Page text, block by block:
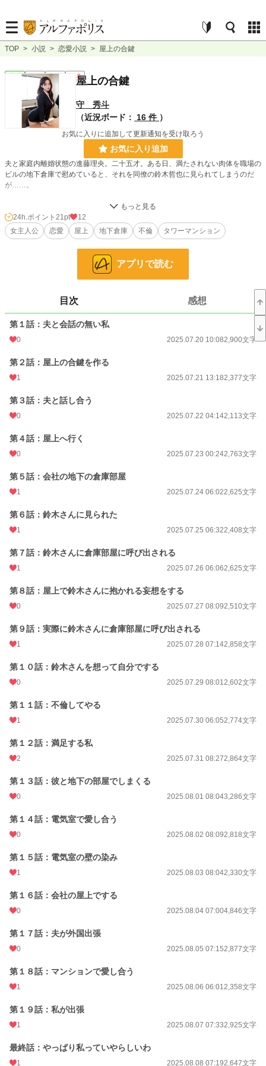
TOP > 小説 > 恋愛小説 > 屋上の合鍵
完結 長編 R18屋上の合鍵
守 秀斗
（近況ボード：
16 件 ）
お気に入りに追加して更新通知を受け取ろう
お気に入り追加
夫と家庭内離婚状態の進藤理央。二十五才。ある日、満たされない肉体を職場の
ビルの地下倉庫で慰めていると、それを同僚の鈴木哲也に見られてしまうのだ
が……。
25,099 位 / 228,658 件
恋愛 10,902 位 / 66,335 件
55,506
更新日時 2025.08.08 07:19
初回公開日時
初回完結日時 2025.08.08 07:19
週間ポイント
月間ポイント 1,088 pt (23,006 位)
年間ポイント
累計ポイント 31,387 pt (56,885 位)
24h.ポイント 21pt
12
女主人公
恋愛 屋上 地下倉庫 不倫 タワーマンション
アプリで読む
目次 感想
第１話：夫と会話の無い私
0 2025.07.20 10:082,900文字
第２話：屋上の合鍵を作る
1 2025.07.21 13:182,377文字
第３話：夫と話し合う
0 2025.07.22 04:142,113文字
第４話：屋上へ行く
0 2025.07.23 00:242,763文字
第５話：会社の地下の倉庫部屋
1 2025.07.24 06:022,625文字
第６話：鈴木さんに見られた
1 2025.07.25 06:322,408文字
第７話：鈴木さんに倉庫部屋に呼び出される
1 2025.07.26 06:062,625文字
第８話：屋上で鈴木さんに抱かれる妄想をする
0 2025.07.27 08:092,510文字
第９話：実際に鈴木さんに倉庫部屋に呼び出される
1 2025.07.28 07:142,858文字
第１０話：鈴木さんを想って自分でする
0 2025.07.29 08:012,602文字
第１１話：不倫してやる
1 2025.07.30 06:052,774文字
第１２話：満足する私
2 2025.07.31 08:272,864文字
第１３話：彼と地下の部屋でしまくる
0 2025.08.01 08:043,286文字
第１４話：電気室で愛し合う
0 2025.08.02 08:092,818文字
第１５話：電気室の壁の染み
1 2025.08.03 08:042,330文字
第１６話：会社の屋上でする
0 2025.08.04 07:004,846文字
第１７話：夫が外国出張
0 2025.08.05 07:152,877文字
第１８話：マンションで愛し合う
1 2025.08.06 06:012,358文字
第１９話：私が出張
1 2025.08.07 07:332,925文字
最終話：やっぱり私っていやらしいわ
1 2025.08.08 07:192,647文字